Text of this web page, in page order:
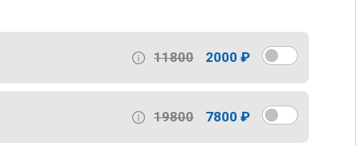
11800 2000 ₽
19800 7800 ₽